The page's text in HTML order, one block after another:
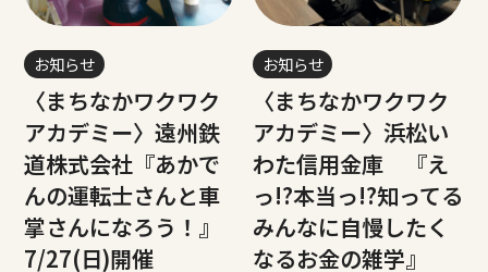
お知らせ
〈まちなかワクワク
アカデミー〉遠州鉄
道株式会社『あかで
んの運転士さんと車
掌さんになろう！』
7/27(日)開催
お知らせ
〈まちなかワクワク
アカデミー〉浜松い
わた信用金庫 『え
っ!?本当っ!?知ってる
みんなに自慢したく
なるお金の雑学』